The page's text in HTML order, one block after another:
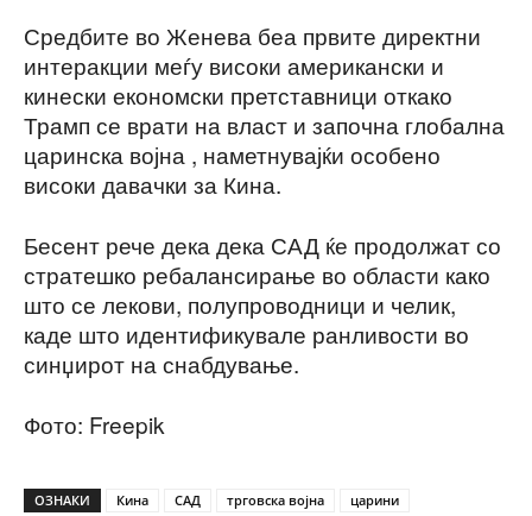
Средбите во Женева беа првите директни
интеракции меѓу високи американски и
кинески економски претставници откако
Трамп се врати на власт и започна глобална
царинска војна , наметнувајќи особено
високи давачки за Кина.
Бесент рече дека дека САД ќе продолжат со
стратешко ребалансирање во области како
што се лекови, полупроводници и челик,
каде што идентификувале ранливости во
синџирот на снабдување.
Фото: Freepik
ОЗНАКИ Кина САД трговска војна царини